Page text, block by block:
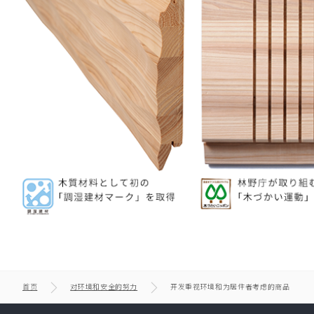
首页 对环境和安全的努力 开发重视环境和为居住者考虑的商品